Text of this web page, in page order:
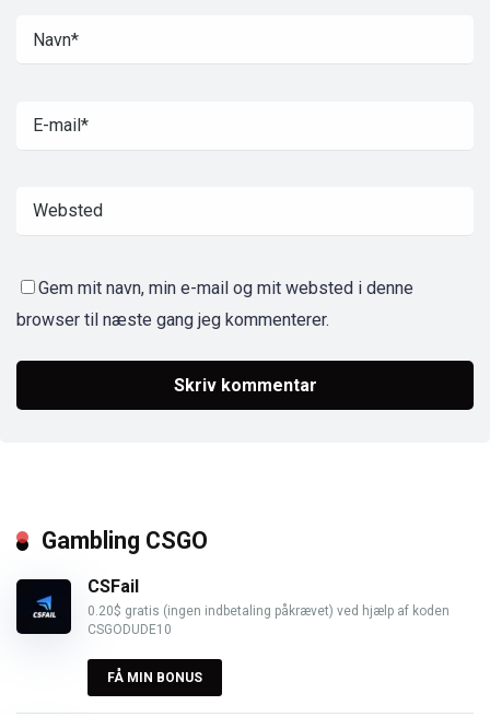
Gem mit navn, min e-mail og mit websted i denne
browser til næste gang jeg kommenterer.
Gambling CSGO
CSFail
0.20$ gratis (ingen indbetaling påkrævet) ved hjælp af koden
CSGODUDE10
FÅ MIN BONUS